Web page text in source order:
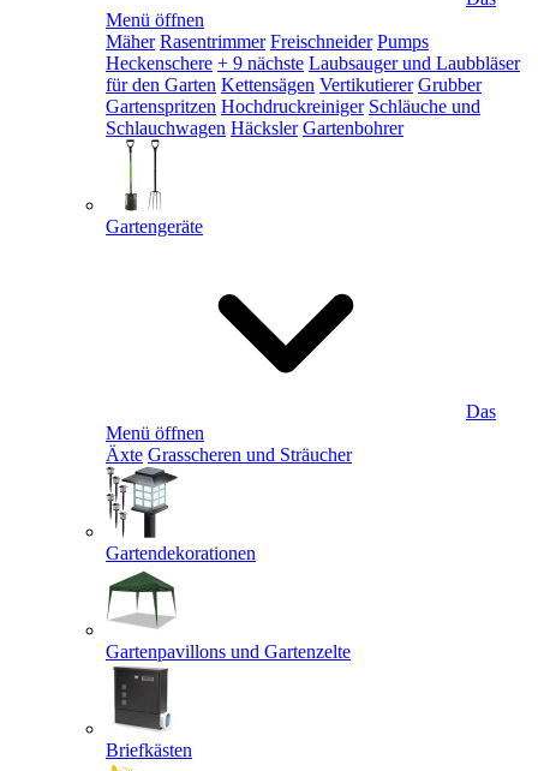
Menü öffnen
Mäher Rasentrimmer Freischneider Pumps
Heckenschere + 9 nächste Laubsauger und Laubbläser
für den Garten Kettensägen Vertikutierer Grubber
Gartenspritzen Hochdruckreiniger Schläuche und
Schlauchwagen Häcksler Gartenbohrer
Gartengeräte
Das
Menü öffnen
Äxte Grasscheren und Sträucher
Gartendekorationen
Gartenpavillons und Gartenzelte
Briefkästen